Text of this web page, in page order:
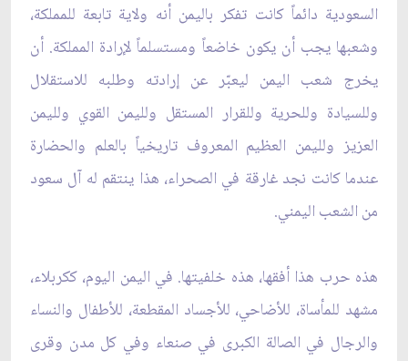
السعودية دائماً كانت تفكر باليمن أنه ولاية تابعة للمملكة،
وشعبها يجب أن يكون خاضعاً ومستسلماً لإرادة المملكة. أن
يخرج شعب اليمن ليعبّر عن إرادته وطلبه للاستقلال
وللسيادة وللحرية وللقرار المستقل ولليمن القوي ولليمن
العزيز ولليمن العظيم المعروف تاريخياً بالعلم والحضارة
عندما كانت نجد غارقة في الصحراء، هذا ينتقم له آل سعود
من الشعب اليمني.
هذه حرب هذا أفقها، هذه خلفيتها. في اليمن اليوم، ككربلاء،
مشهد للمأساة، للأضاحي، للأجساد المقطعة، للأطفال والنساء
والرجال في الصالة الكبرى في صنعاء وفي كل مدن وقرى